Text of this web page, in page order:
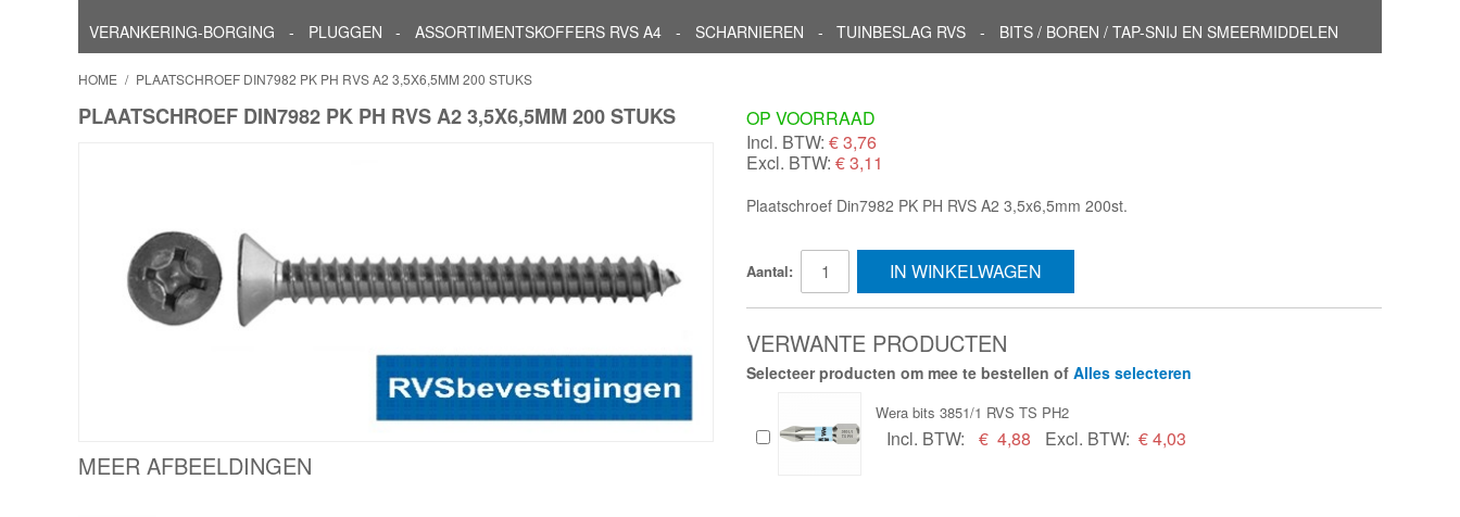
VERANKERING-BORGING
PLUGGEN ASSORTIMENTSKOFFERS RVS A4 SCHARNIEREN TUINBESLAG RVS BITS / BOREN / TAP-SNIJ EN SMEERMIDDELEN
HOME / PLAATSCHROEF DIN7982 PK PH RVS A2 3,5X6,5MM 200 STUKS
PLAATSCHROEF DIN7982 PK PH RVS A2 3,5X6,5MM 200 STUKS
MEER AFBEELDINGEN
OP VOORRAAD
Incl. BTW: €3,76
Excl. BTW: € 3,11
Plaatschroef Din7982 PK PH RVS A2 3,5x6,5mm 200st.
Aantal: IN WINKELWAGEN
VERWANTE PRODUCTEN
Selecteer producten om mee te bestellen of Alles selecteren
Wera bits 3851/1 RVS TS PH2
Incl. BTW: € 4,88 Excl. BTW: € 4,03